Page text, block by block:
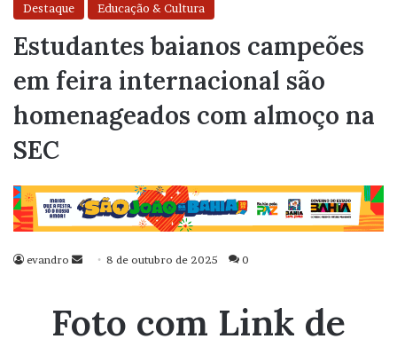
Destaque Educação & Cultura
Estudantes baianos campeões
em feira internacional são
homenageados com almoço na
SEC
evandro
Mande
mail
8 de outubro de 2025 0
Foto com Link de